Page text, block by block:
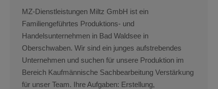
MZ-Dienstleistungen Miltz GmbH ist ein
Familiengeführtes Produktions- und
Handelsunternehmen in Bad Waldsee in
Oberschwaben. Wir sind ein junges aufstrebendes
Unternehmen und suchen für unsere Produktion im
Bereich Kaufmännische Sachbearbeitung Verstärkung
für unser Team. Ihre Aufgaben: Erstellung,